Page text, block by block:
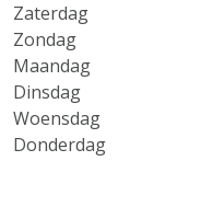
Zaterdag
Zondag
Maandag
Dinsdag
Woensdag
Donderdag